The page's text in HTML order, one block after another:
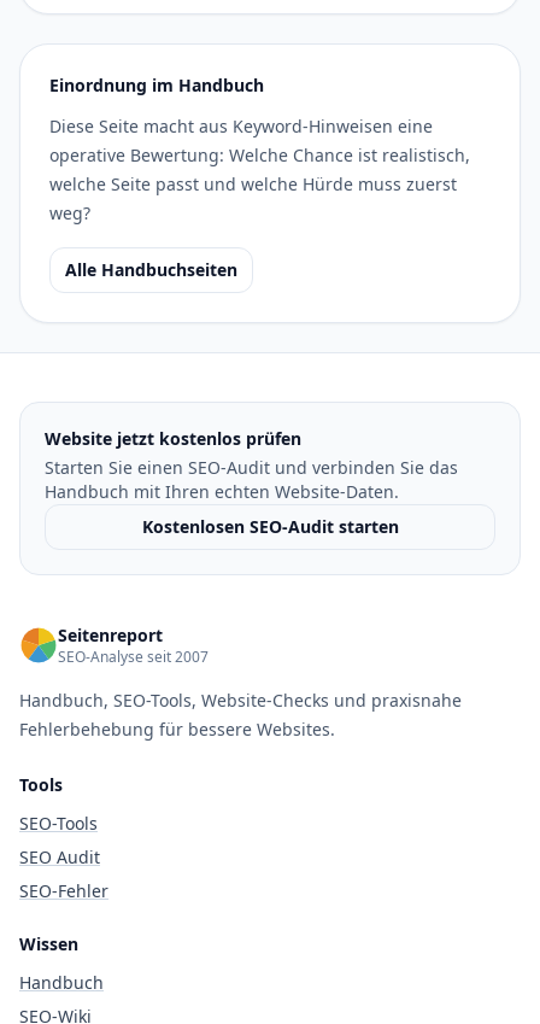
Einordnung im Handbuch
Diese Seite macht aus Keyword-Hinweisen eine
operative Bewertung: Welche Chance ist realistisch,
welche Seite passt und welche Hürde muss zuerst
weg?
Alle Handbuchseiten
Website jetzt kostenlos prüfen
Starten Sie einen SEO-Audit und verbinden Sie das
Handbuch mit Ihren echten Website-Daten.
Kostenlosen SEO-Audit starten
Seitenreport
SEO-Analyse seit 2007
Handbuch, SEO-Tools, Website-Checks und praxisnahe
Fehlerbehebung für bessere Websites.
Tools
SEO-Tools
SEO Audit
SEO-Fehler
Wissen
Handbuch
SEO-Wiki